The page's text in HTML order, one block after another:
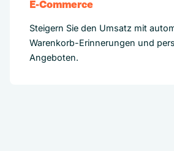
E-Commerce
Steigern Sie den Umsatz mit
Warenkorb-Erinnerungen und
Angeboten.